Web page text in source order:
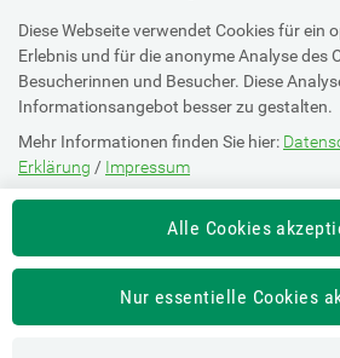
Diese Webseite verwendet Cookies für ein
Erlebnis und für die anonyme Analyse des
Besucherinnen und Besucher. Diese
Informationsangebot besser zu gestalten.
Mehr Informationen finden Sie hier:
Erklärung / Impressum
Die Einstellung können Sie jederzeit auf der
Alle Cookies
Nur essentielle Cookies
Impressum
Barrierefreiheitserklärung
AGBs